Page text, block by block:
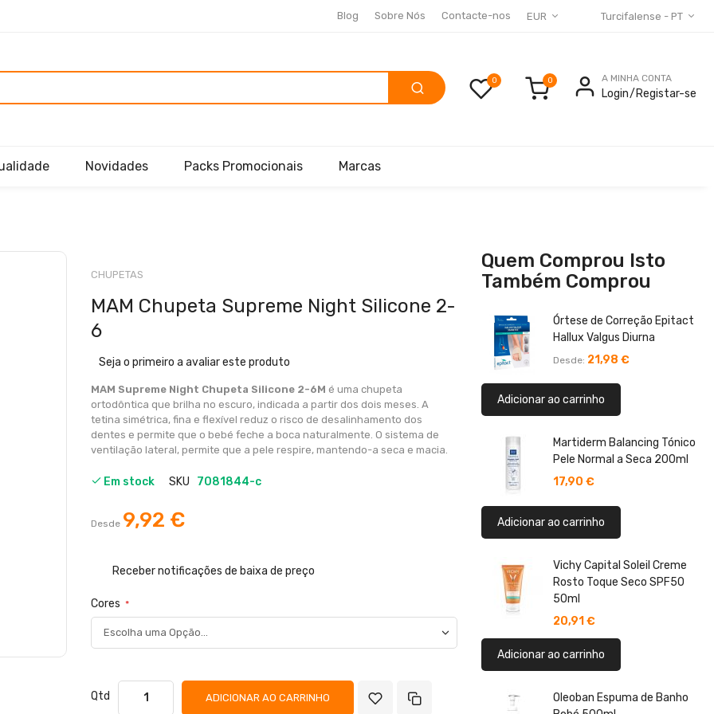
EUR Turcifalense - PT
Blog Sobre Nós Contacte-nos
0 A MINHA CONTA
Login Registar-se
Novidades Packs Promocionais Marcas
CHUPETAS
MAM Chupeta Supreme Night Silicone 2-
6
Seja o primeiro a avaliar este produto
MAM Supreme Night Chupeta Silicone 2-6M é uma chupeta
ortodôntica que brilha no escuro, indicada a partir dos dois meses. A
tetina simétrica, fina e flexível reduz o risco de desalinhamento dos
dentes e permite que o bebé feche a boca naturalmente. O sistema de
ventilação lateral, permite que a pele respire, mantendo-a seca e macia.
Em stock SKU 7081844-c
Desde 9,92 €
Receber notificações de baixa de preço
Cores
Qtd ADICIONAR AO CARRINHO
Saltar
Quem Comprou Isto
Também Comprou
Órtese de Correção Epitact
Hallux Valgus Diurna
Desde 21,98 €
Adicionar ao carrinho
Martiderm Balancing Tónico
Pele Normal a Seca 200ml
17,90 €
Adicionar ao carrinho
Vichy Capital Soleil Creme
Rosto Toque Seco SPF50
50ml
20,91 €
Adicionar ao carrinho
Oleoban Espuma de Banho